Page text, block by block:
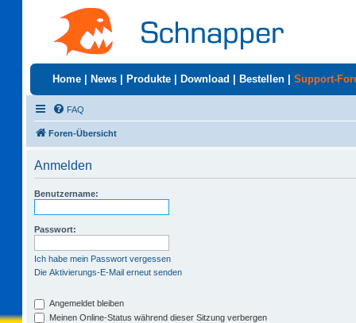
Home News Produkte Download Bestellen Support-
FAQ
Foren-Übersicht
Anmelden
Benutzername:
Passwort:
Ich habe mein Passwort vergessen
Die Aktivierungs-E-Mail erneut senden
Angemeldet bleiben
Meinen Online-Status während dieser Sitzung verbergen